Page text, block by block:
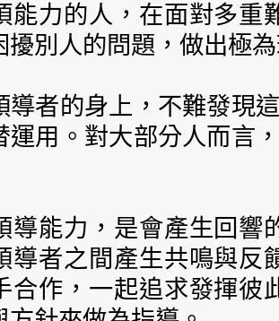
能力的人，在面對多重
擾別人的問題，做出極
導者的身上，不難發現
運用。對大部分人而言
導能力，是會產生回響
導者之間產生共鳴與反
合作，一起追求發揮彼